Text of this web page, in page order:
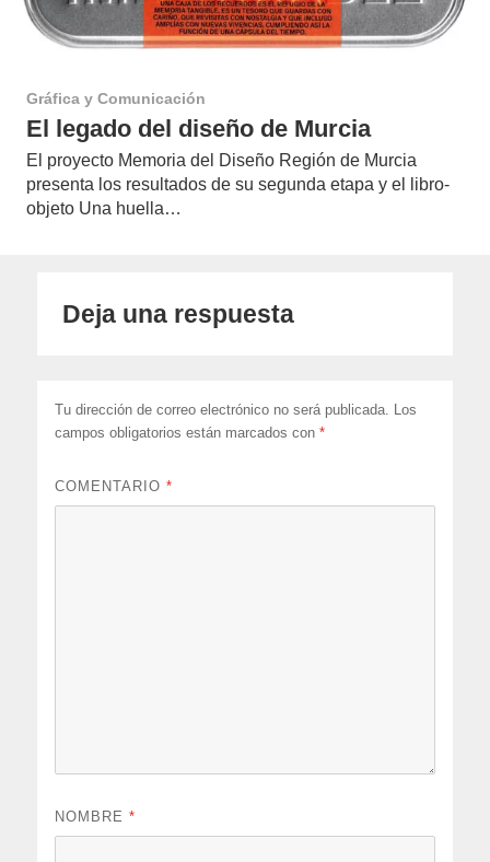
Gráfica y Comunicación
El legado del diseño de Murcia
El proyecto Memoria del Diseño Región de Murcia
presenta los resultados de su segunda etapa y el libro-
objeto Una huella…
Deja una respuesta
Tu dirección de correo electrónico no será publicada. Los
campos obligatorios están marcados con*
COMENTARIO*
NOMBRE*